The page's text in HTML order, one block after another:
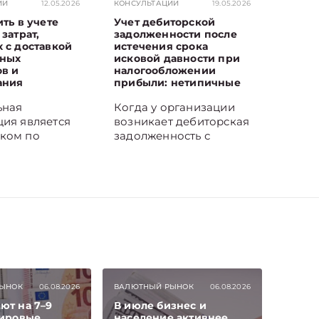
12.05.2026
в учете
с доставкой
и
является
по
как
КОНСУЛЬТАЦИИ 19.05.2026
Учет дебиторской
задолженности после
истечения срока
исковой давности при
налогообложении
прибыли: нетипичные
Когда у организации
возникает дебиторская
задолженность с
Рассмотрим это на
практических
ситуациях.
06.08.2026
на 7–9
ВАЛЮТНЫЙ РЫНОК 06.08.2026
В июле бизнес и